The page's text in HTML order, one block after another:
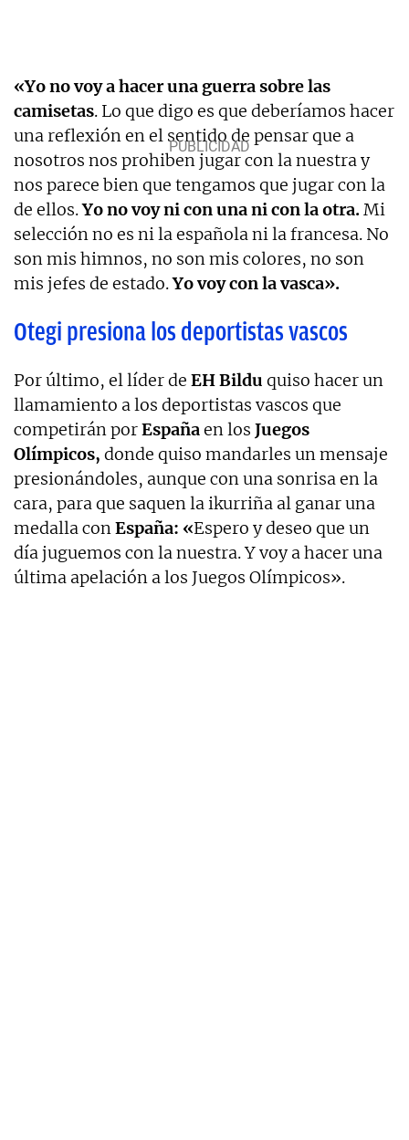
«Yo no voy a hacer una guerra sobre las
camisetas. Lo que digo es que deberíamos hacer
una reflexión en el sentido de pensar que a
nosotros nos prohiben jugar con la nuestra y
nos parece bien que tengamos que jugar con la
de ellos.Yo no voy ni con una ni con la otra.Mi
selección no es ni la española ni la francesa. No
son mis himnos, no son mis colores, no son
mis jefes de estado.Yo voy con la vasca».
Otegi presiona los deportistas vascos
Por último, el líder de EH Bildu quiso hacer un
llamamiento a los deportistas vascos que
competirán porEspañaen los Juegos
Olímpicos, donde quiso mandarles un mensaje
presionándoles, aunque con una sonrisa en la
cara, para que saquen la ikurriña al ganar una
medalla conEspaña: «Espero y deseo que un
día juguemos con la nuestra. Y voy a hacer una
última apelación a los Juegos Olímpicos».